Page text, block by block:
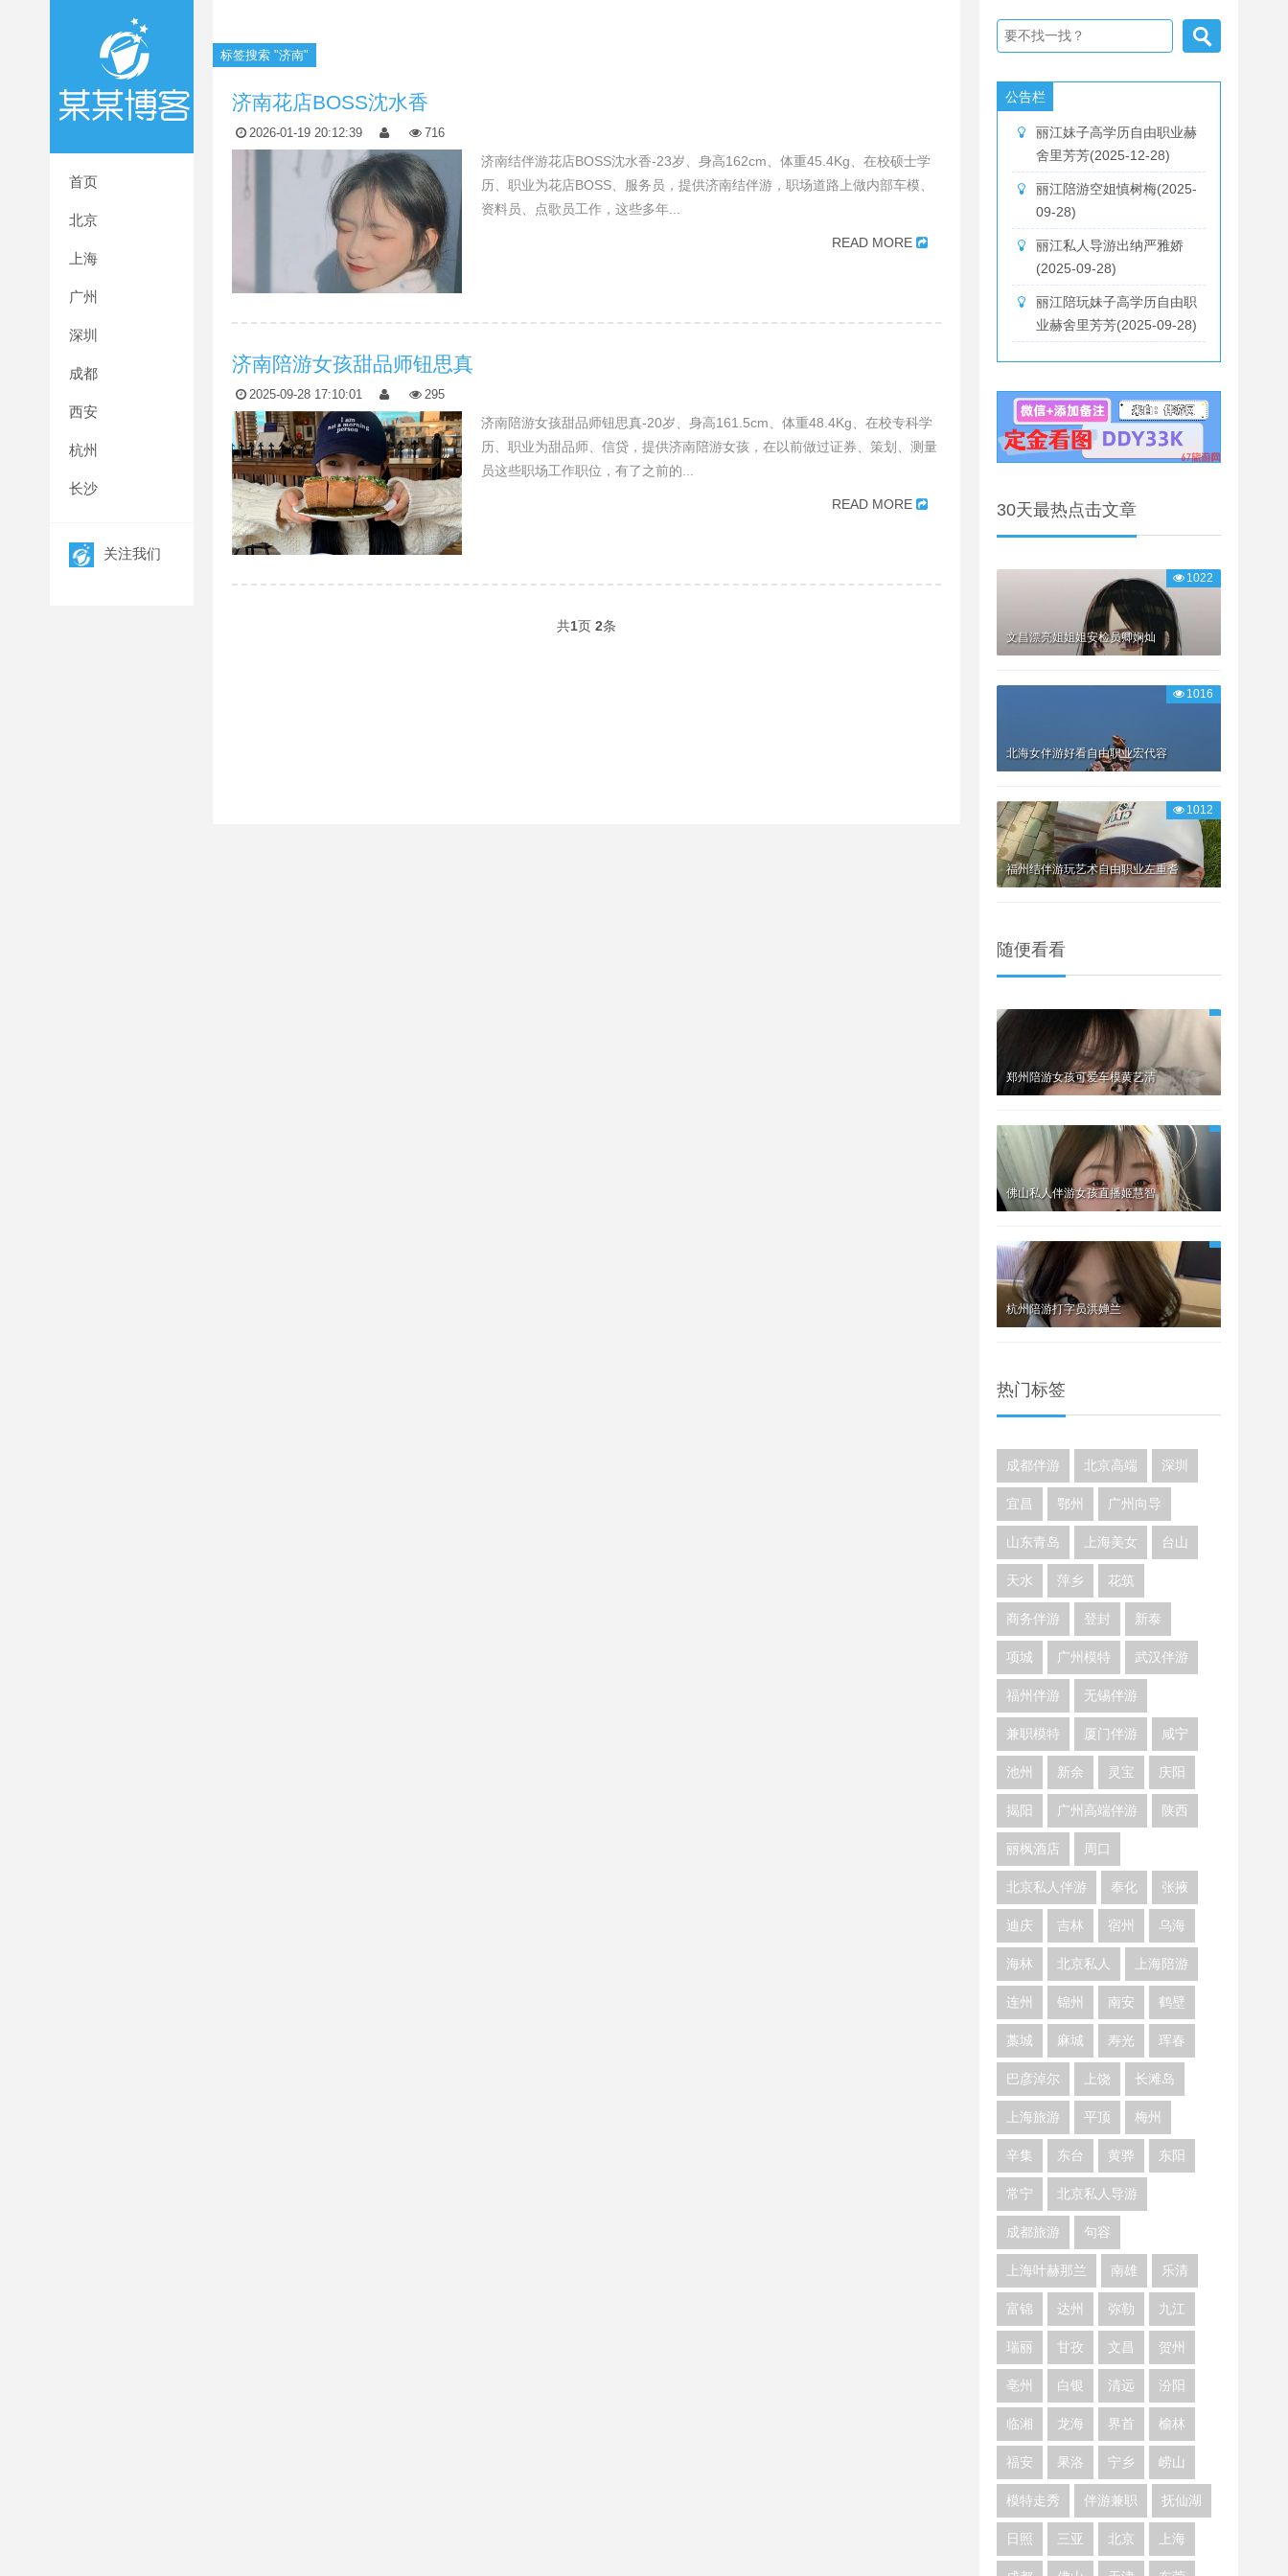
首页
北京
上海
广州
深圳
成都
西安
杭州
长沙
关注我们
标签搜索 "济南"
济南花店BOSS沈水香
2026-01-19 20:12:39 716
济南结伴游花店BOSS沈水香-23岁、身高162cm、体重45.4Kg、在校硕士学
历、职业为花店BOSS、服务员，提供济南结伴游，职场道路上做内部车模、
资料员、点歌员工作，这些多年...
READ MORE
济南陪游女孩甜品师钮思真
2025-09-28 17:10:01 295
济南陪游女孩甜品师钮思真-20岁、身高161.5cm、体重48.4Kg、在校专科学
历、职业为甜品师、信贷，提供济南陪游女孩，在以前做过证券、策划、测量
员这些职场工作职位，有了之前的...
READ MORE
共1页 2条
公告栏
丽江妹子高学历自由职业赫
舍里芳芳(2025-12-28)
丽江陪游空姐慎树梅(2025-
09-28)
丽江私人导游出纳严雅娇
(2025-09-28)
丽江陪玩妹子高学历自由职
业赫舍里芳芳(2025-09-28)
30天最热点击文章
1022
文昌漂亮姐姐姐安检员卿娴灿
1016
北海女伴游好看自由职业宏代容
1012
福州结伴游玩艺术自由职业左重耆
随便看看
郑州陪游女孩可爱车模黄艺清
佛山私人伴游女孩直播姬慧智
杭州陪游打字员洪婵兰
热门标签
成都伴游 北京高端 深圳
宜昌 鄂州 广州向导
山东青岛 上海美女 台山
天水 萍乡 花筑
商务伴游 登封 新泰
项城 广州模特 武汉伴游
福州伴游 无锡伴游
兼职模特 厦门伴游 咸宁
池州 新余 灵宝 庆阳
揭阳 广州高端伴游 陕西
丽枫酒店 周口
北京私人伴游 奉化 张掖
迪庆 吉林 宿州 乌海
海林 北京私人 上海陪游
连州 锦州 南安 鹤壁
藁城 麻城 寿光 珲春
巴彦淖尔 上饶 长滩岛
上海旅游 平顶 梅州
辛集 东台 黄骅 东阳
常宁 北京私人导游
成都旅游 句容
上海叶赫那兰 南雄 乐清
富锦 达州 弥勒 九江
瑞丽 甘孜 文昌 贺州
亳州 白银 清远 汾阳
临湘 龙海 界首 榆林
福安 果洛 宁乡 崂山
模特走秀 伴游兼职 抚仙湖
日照 三亚 北京 上海